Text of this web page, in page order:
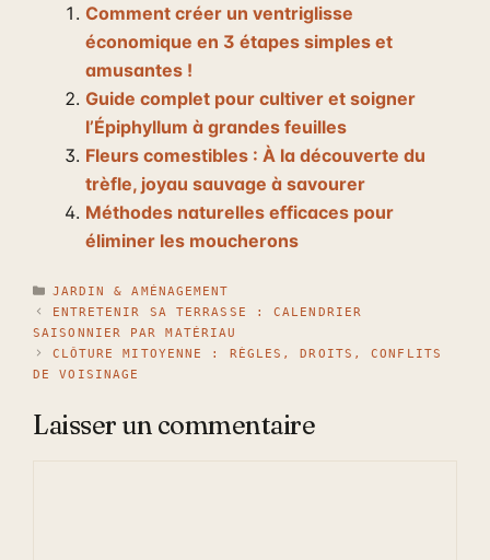
Comment créer un ventriglisse
économique en 3 étapes simples et
amusantes !
Guide complet pour cultiver et soigner
l’Épiphyllum à grandes feuilles
Fleurs comestibles : À la découverte du
trèfle, joyau sauvage à savourer
Méthodes naturelles efficaces pour
éliminer les moucherons
CATÉGORIES
JARDIN & AMÉNAGEMENT
ENTRETENIR SA TERRASSE : CALENDRIER
SAISONNIER PAR MATÉRIAU
CLÔTURE MITOYENNE : RÈGLES, DROITS, CONFLITS
DE VOISINAGE
Laisser un commentaire